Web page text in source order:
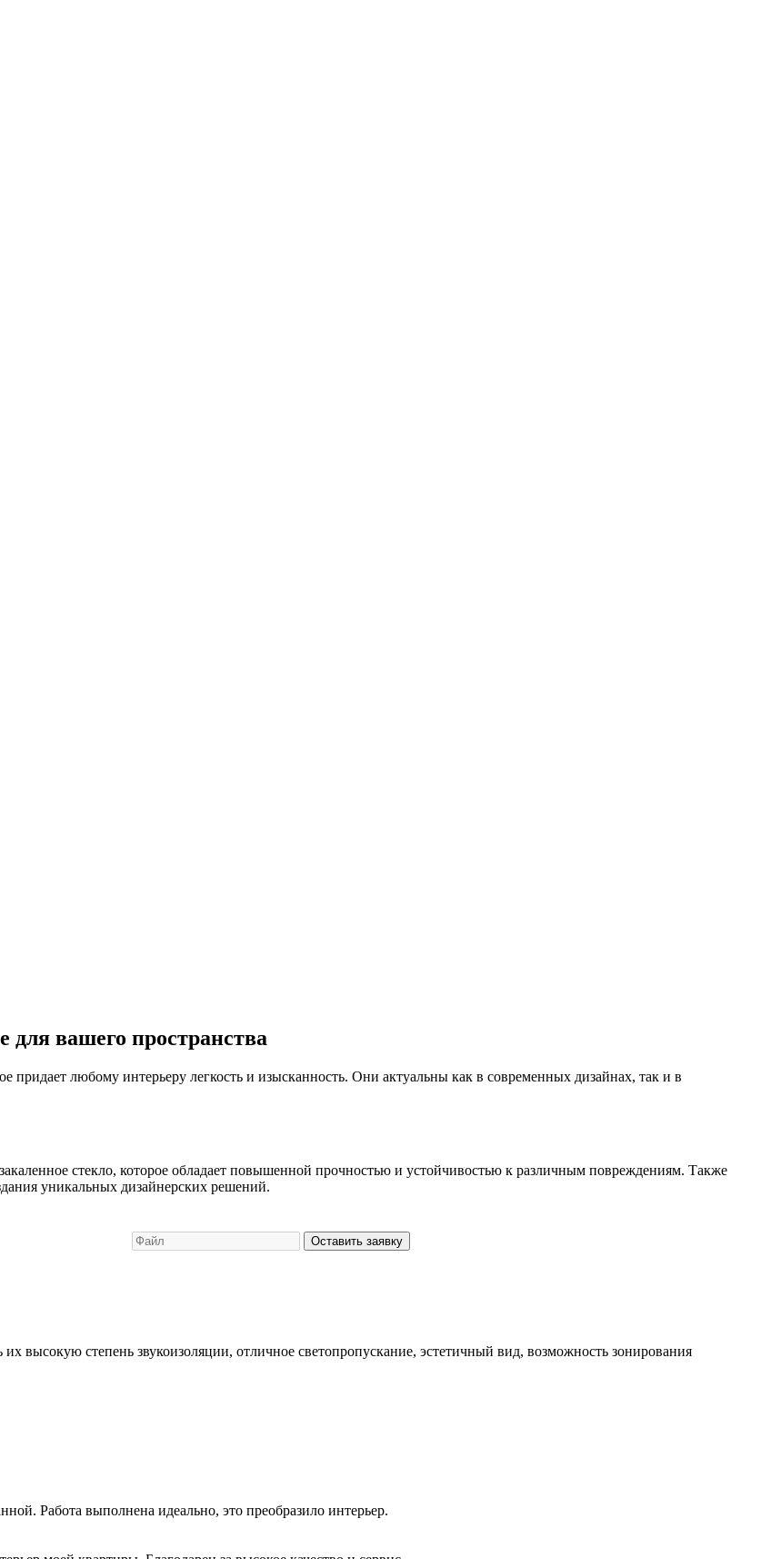
вашего пространства
придает любому интерьеру легкость и изысканность. Они актуальны как в современных дизайнах, так и в
стекло, которое обладает повышенной прочностью и устойчивостью к различным повреждениям. Также
уникальных дизайнерских решений.
Оставить заявку
высокую степень звукоизоляции, отличное светопропускание, эстетичный вид, возможность зонирования
Работа выполнена идеально, это преобразило интерьер.